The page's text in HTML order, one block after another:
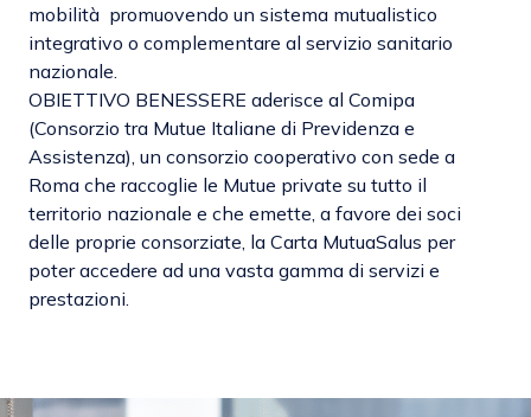
mobilità promuovendo un sistema mutualistico
integrativo o complementare al servizio sanitario
nazionale.
OBIETTIVO BENESSERE aderisce al Comipa
(Consorzio tra Mutue Italiane di Previdenza e
Assistenza), un consorzio cooperativo con sede a
Roma che raccoglie le Mutue private su tutto il
territorio nazionale e che emette, a favore dei soci
delle proprie consorziate, la Carta MutuaSalus per
poter accedere ad una vasta gamma di servizi e
prestazioni.